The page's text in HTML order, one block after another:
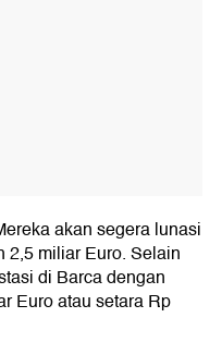
akan segera lunasi
2,5 miliar Euro. Selain
di Barca dengan
Euro atau setara Rp